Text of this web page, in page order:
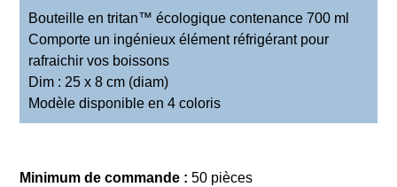
Bouteille en tritan™ écologique contenance 700 ml
Comporte un ingénieux élément réfrigérant pour
rafraichir vos boissons
Dim : 25 x 8 cm (diam)
Modèle disponible en 4 coloris
Minimum de commande : 50 pièces